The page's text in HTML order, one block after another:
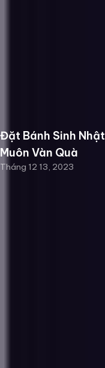
Đặt Bánh Sinh
Muôn Vàn Quà
Tháng 12 13, 2023